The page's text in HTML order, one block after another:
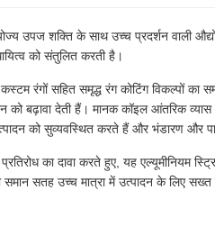
उपज शक्ति के साथ उच्च प्रदर्शन वाली
को संतुलित करती है।
रंगों सहित समृद्ध रंग कोटिंग विकल्पों
को बढ़ावा देती हैं। मानक कॉइल आंतरिक
को सुव्यवस्थित करते हैं और भंडारण और
प्रतिरोध का दावा करते हुए, यह
सतह उच्च मात्रा में उत्पादन के लिए सख्त